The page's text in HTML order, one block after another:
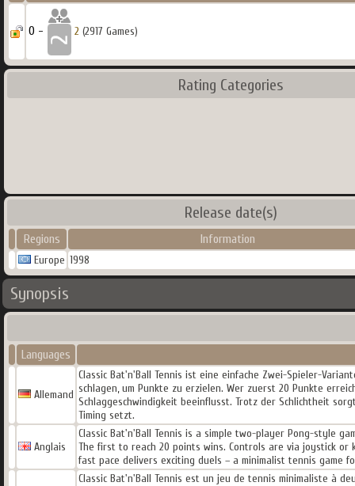
0 - 2 (2917 Games)
Rating Categories
Release date(s)
Regions Information
Europe 1998
Synopsis
Languages
Allemand
Classic Bat'n'Ball Tennis ist eine einfache Zwei-Spieler-
schlagen, um Punkte zu erzielen. Wer zuerst 20 Punkte
Schlaggeschwindigkeit beeinflusst. Trotz der Schlichtheit
Timing setzt.
Anglais
Classic Bat'n'Ball Tennis is a simple two-player Pong-style
The first to reach 20 points wins. Controls are via joystick
fast pace delivers exciting duels – a minimalist tennis game
Classic Bat'n'Ball Tennis est un jeu de tennis minimaliste à